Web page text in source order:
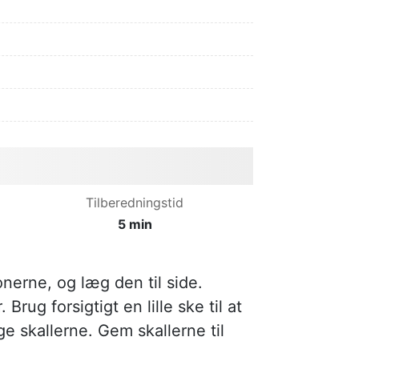
Tilberedningstid
5 min
og læg den til side.
Brug forsigtigt en lille ske til at
skallerne. Gem skallerne til